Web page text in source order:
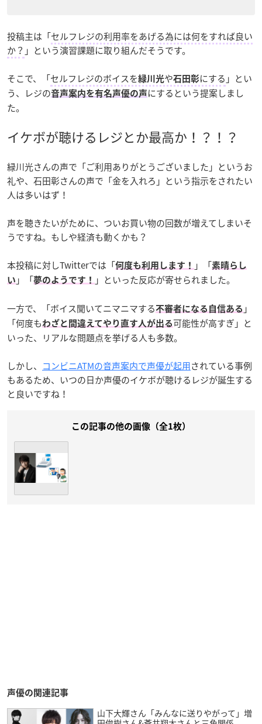
投稿主は「セルフレジの利用率をあげる為には何をすれば良い
か？ 」という演習課題に取り組んだそうです。
そこで、「セルフレジのボイスを緑川光や石田彰にする 」とい
う、レジの音声案内を有名声優の声 にするという提案しまし
た。
イケボが聴けるレジとか最高か！？！？
緑川光さんの声で「ご利用ありがとうございました」というお
礼や、石田彰さんの声で「金を入れろ」という指示をされたい
人は多いはず！
声を聴きたいがために、ついお買い物の回数が増えてしまいそ
うですね。もしや経済も動くかも？
本投稿に対しTwitterでは「何度も利用します！ 」「素晴らし
い 」「夢のようです！ 」といった反応が寄せられました。
一方で、「ボイス聞いてニマニマする不審者になる自信ある 」
「何度も わざと間違えてやり直す人が出る可能性が高すぎ」と
いった、リアルな問題点を挙げる人も多数。
しかし、 コンビニATMの音声案内で声優が起用されている事例
もあるため、いつの日か声優のイケボが聴けるレジが誕生する
と良いですね！
この記事の他の画像（全1枚）
声優の関連記事
山下大輝さん「みんなに送りやがって」増